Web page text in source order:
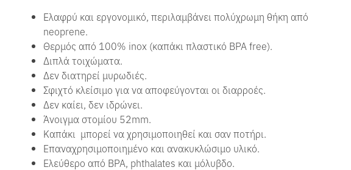
Ελαφρύ και εργονομικό, περιλαμβάνει πολύχρωμη θήκη από
neoprene.
Θερμός από 100% inox (καπάκι πλαστικό BPA free).
Διπλά τοιχώματα.
Δεν διατηρεί μυρωδιές.
Σφιχτό κλείσιμο για να αποφεύγονται οι διαρροές.
Δεν καίει, δεν ιδρώνει.
Άνοιγμα στομίου 52mm.
Καπάκι μπορεί να χρησιμοποιηθεί και σαν ποτήρι.
Επαναχρησιμοποιημένο και ανακυκλώσιμο υλικό.
Ελεύθερο από BPA, phthalates και μόλυβδο.